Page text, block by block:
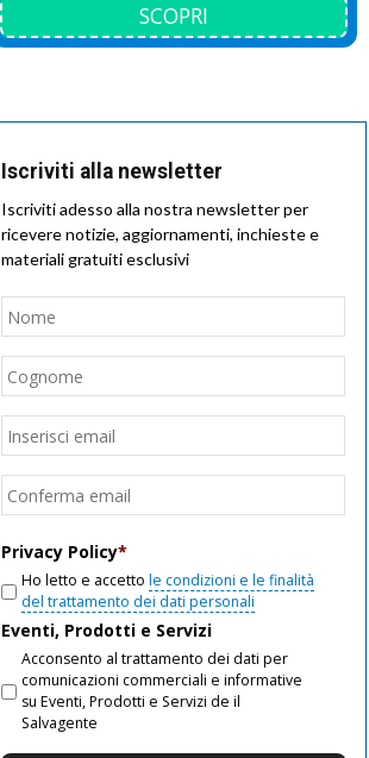
SCOPRI
Iscriviti alla newsletter
Iscriviti adesso alla nostra newsletter per
ricevere notizie, aggiornamenti, inchieste e
materiali gratuiti esclusivi
Nome
Email
Privacy Policy*
Ho letto e accetto le condizioni e le finalità
del trattamento dei dati personali
Eventi, Prodotti e Servizi
Acconsento al trattamento dei dati per
comunicazioni commerciali e informative
su Eventi, Prodotti e Servizi de il
Salvagente